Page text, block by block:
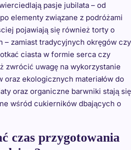
pasje jubilata – od
elementy związane z podróżami
pojawiają się również torty o
– zamiast tradycyjnych okręgów czy
ciasta w formie serca czy
zwrócić uwagę na wykorzystanie
oraz ekologicznych materiałów do
oraz organiczne barwniki stają się
wśród cukierników dbających o
czas przygotowania